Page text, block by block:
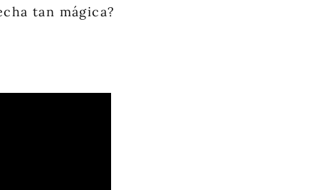
tan mágica?